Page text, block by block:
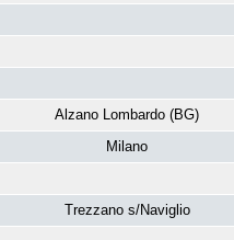
Alzano Lombardo (BG)
Milano
Trezzano s/Naviglio